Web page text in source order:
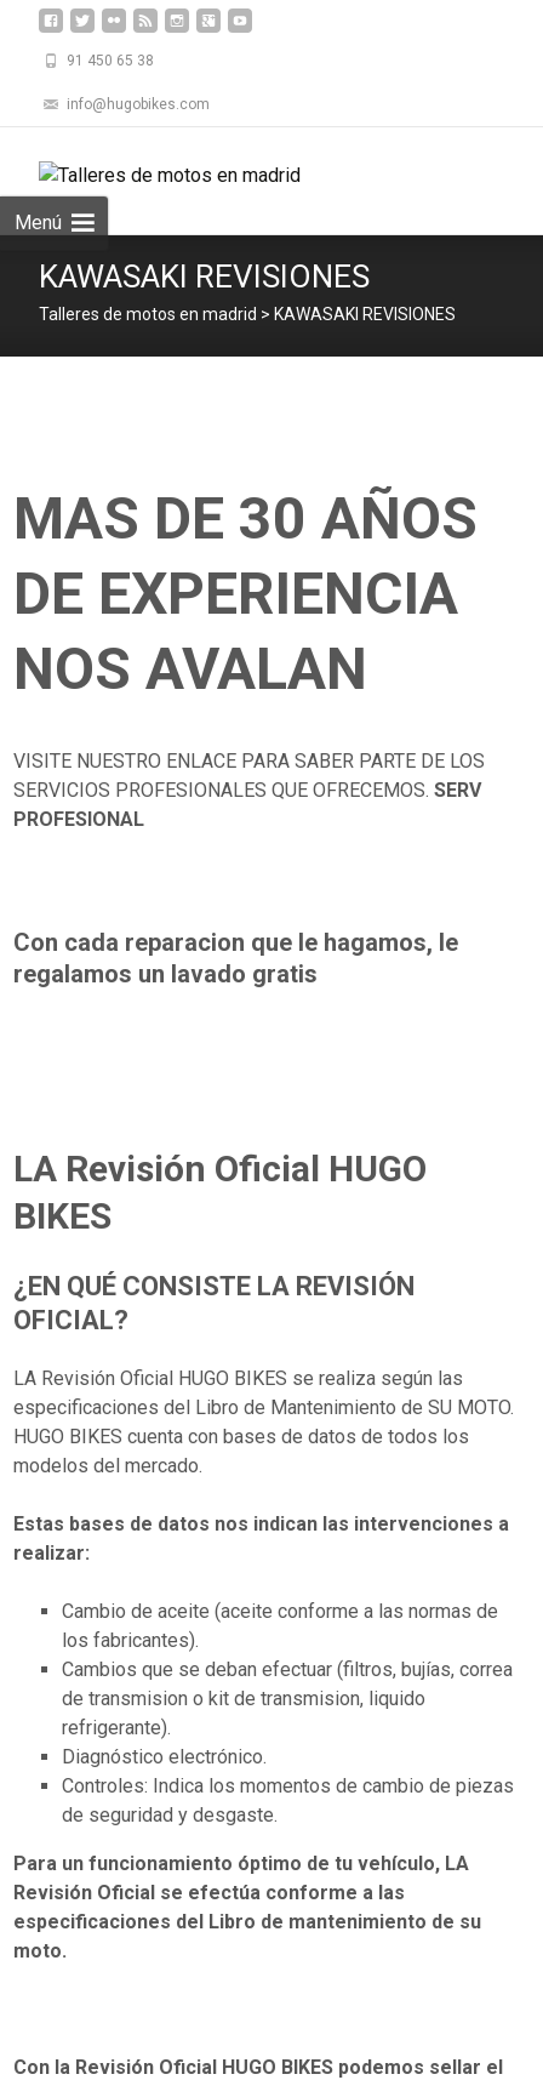
91 450 65 38
info@hugobikes.com
Menú
KAWASAKI REVISIONES
Talleres de motos en madrid > KAWASAKI REVISIONES
MAS DE 30 AÑOS
DE EXPERIENCIA
NOS AVALAN
VISITE NUESTRO ENLACE PARA SABER PARTE DE LOS
SERVICIOS PROFESIONALES QUE OFRECEMOS.SERV
PROFESIONAL
Con cada reparacion que le hagamos, le
regalamos un lavado gratis
LA Revisión Oficial HUGO
BIKES
¿EN QUÉ CONSISTE LA REVISIÓN
OFICIAL?
LA Revisión Oficial HUGO BIKES se realiza según las
especificaciones del Libro de Mantenimiento de SU MOTO.
HUGO BIKES cuenta con bases de datos de todos los
modelos del mercado.
Estas bases de datos nos indican las intervenciones a
realizar:
Cambio de aceite (aceite conforme a las normas de
los fabricantes).
Cambios que se deban efectuar (filtros, bujías, correa
de transmision o kit de transmision, liquido
refrigerante).
Diagnóstico electrónico.
Controles: Indica los momentos de cambio de piezas
de seguridad y desgaste.
Para un funcionamiento óptimo de tu vehículo, LA
Revisión Oficial se efectúa conforme a las
especificaciones del Libro de mantenimiento de su
moto.
Con la Revisión Oficial HUGO BIKES podemos sellar el